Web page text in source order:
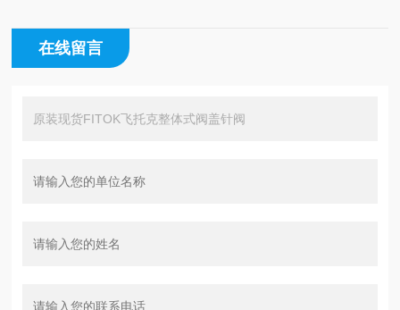
在线留言